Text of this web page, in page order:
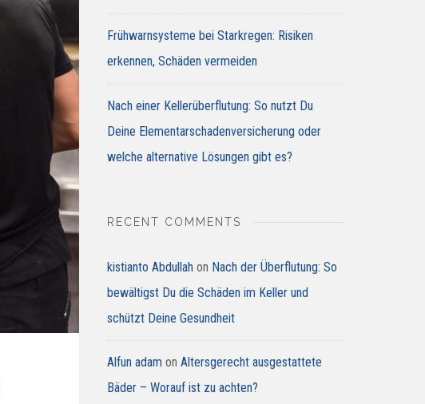
Frühwarnsysteme bei Starkregen: Risiken
erkennen, Schäden vermeiden
Nach einer Kellerüberflutung: So nutzt Du
Deine Elementarschadenversicherung oder
welche alternative Lösungen gibt es?
RECENT COMMENTS
kistianto Abdullah on Nach der Überflutung: So
bewältigst Du die Schäden im Keller und
schützt Deine Gesundheit
Alfun adam on Altersgerecht ausgestattete
Bäder – Worauf ist zu achten?